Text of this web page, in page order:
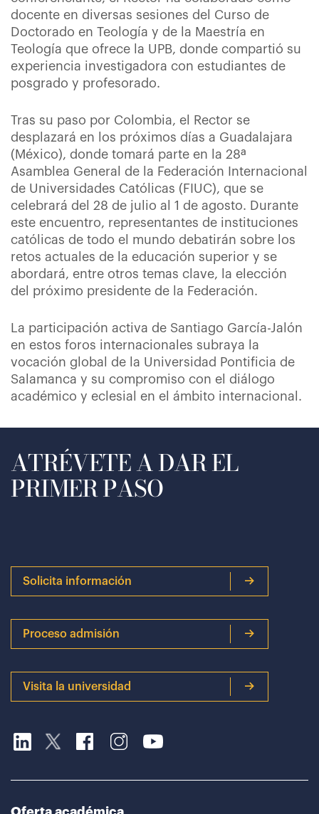
docente en diversas sesiones del Curso de
Doctorado en Teología y de la Maestría en
Teología que ofrece la UPB, donde compartió su
experiencia investigadora con estudiantes de
posgrado y profesorado.
Tras su paso por Colombia, el Rector se
desplazará en los próximos días a Guadalajara
(México), donde tomará parte en la 28ª
Asamblea General de la Federación Internacional
de Universidades Católicas (FIUC), que se
celebrará del 28 de julio al 1 de agosto. Durante
este encuentro, representantes de instituciones
católicas de todo el mundo debatirán sobre los
retos actuales de la educación superior y se
abordará, entre otros temas clave, la elección
del próximo presidente de la Federación.
La participación activa de Santiago García-Jalón
en estos foros internacionales subraya la
vocación global de la Universidad Pontificia de
Salamanca y su compromiso con el diálogo
académico y eclesial en el ámbito internacional.
ATRÉVETE A DAR EL
PRIMER PASO
Solicita información
Proceso admisión
Visita la universidad